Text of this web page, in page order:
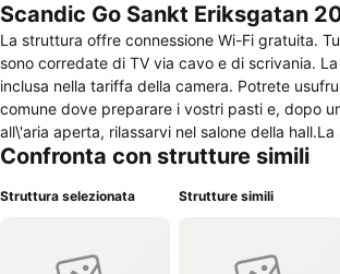
Scandic Go Sankt Eriksgatan
La struttura offre connessione Wi-Fi gratuita.
sono corredate di TV via cavo e di scrivania.
inclusa nella tariffa della camera. Potrete
comune dove preparare i vostri pasti e, dopo
all\'aria aperta, rilassarvi nel salone della
camere dotate di bagno privato o di servizi
La stazione della metropolitana di
metropolitana.
Confronta con strutture simili
Struttura selezionata Strutture simili